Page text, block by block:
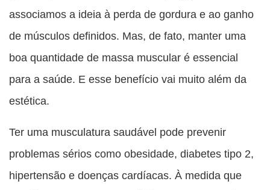
publicaçãopublicação
Twitter
publicação
publicação
WhatsApp
associamos a ideia à perda de gordura e ao ganho
de músculos definidos. Mas, de fato, manter uma
boa quantidade de massa muscular é essencial
para a saúde. E esse benefício vai muito além da
estética.
Ter uma musculatura saudável pode prevenir
problemas sérios como obesidade, diabetes tipo 2,
hipertensão e doenças cardíacas. À medida que